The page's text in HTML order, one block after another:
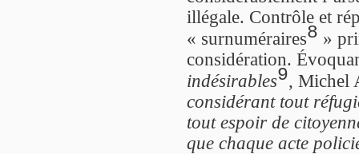
illégale. Contrôle et
« surnuméraires8 »
considération.
indésirables9, Michel
considérant tout
tout espoir de
que chaque acte